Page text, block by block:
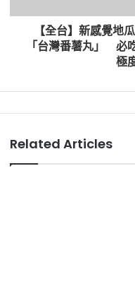
【全台】新感覺
「台灣番薯丸」 必
極
Related Articles